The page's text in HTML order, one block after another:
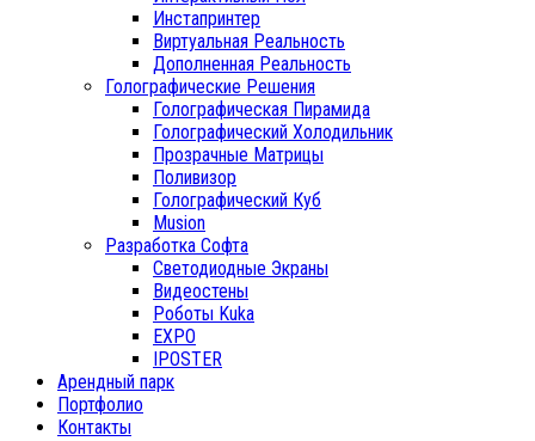
Инстапринтер
Виртуальная Реальность
Дополненная Реальность
Голографические Решения
Голографическая Пирамида
Голографический Холодильник
Прозрачные Матрицы
Поливизор
Голографический Куб
Musion
Разработка Софта
Светодиодные Экраны
Видеостены
Роботы Kuka
EXPO
IPOSTER
Арендный парк
Портфолио
Контакты